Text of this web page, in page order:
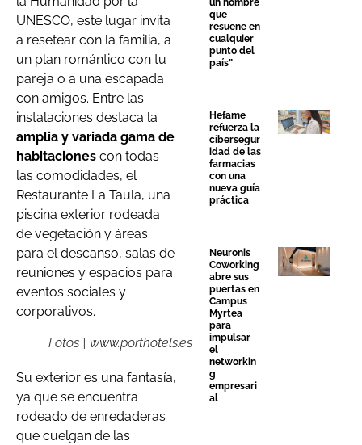
UNESCO, este lugar invita
a resetear con la familia, a
un plan romántico con tu
pareja o a una escapada
con amigos. Entre las
instalaciones destaca la
amplia y variada gama de
habitaciones con todas
las comodidades, el
Restaurante La Taula, una
piscina exterior rodeada
de vegetación y áreas
para el descanso, salas de
reuniones y espacios para
eventos sociales y
corporativos.
Fotos | www.porthotels.es
Su exterior es una fantasía,
ya que se encuentra
rodeado de enredaderas
que cuelgan de las
un nombre
que
resuene en
cualquier
punto del
país”
Hefame
refuerza la
cibersegur
idad de las
farmacias
con una
nueva guía
práctica
Neuronis
Coworking
abre sus
puertas en
Campus
Myrtea
para
impulsar
el
networkin
g
empresari
al